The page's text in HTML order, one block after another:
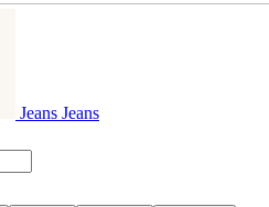
Jeans Jeans